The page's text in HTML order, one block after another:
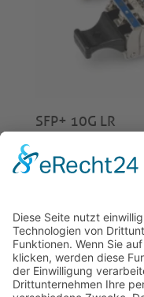
SFP+ 10G LR
€
© 2026 Tecowin
| Widerrufsrecht